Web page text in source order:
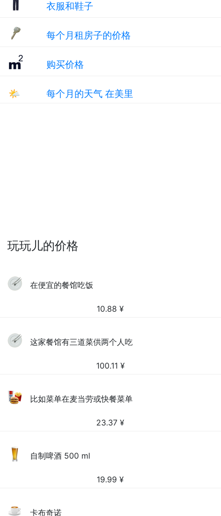
衣服和鞋子
每个月租房子的价格
购买价格
🌤 每个月的天气 在美里
玩玩儿的价格
在便宜的餐馆吃饭
10.88 ¥
这家餐馆有三道菜供两个人吃
100.11 ¥
比如菜单在麦当劳或快餐菜单
23.37 ¥
自制啤酒 500 ml
19.99 ¥
卡布奇诺